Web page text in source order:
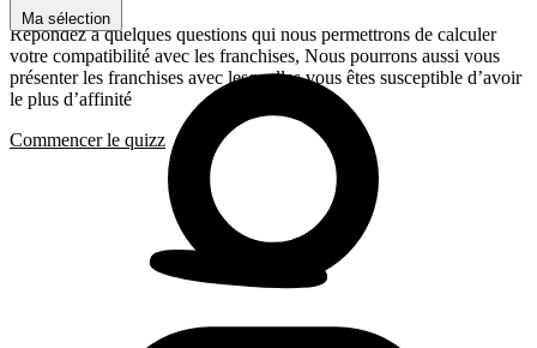
Ma sélection
Répondez a quelques questions qui nous permettrons de calculer
votre compatibilité avec les franchises, Nous pourrons aussi vous
présenter les franchises avec lesquelles vous êtes susceptible d’avoir
le plus d’affinité
Commencer le quizz